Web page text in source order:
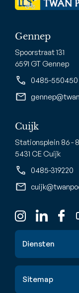
Gennep
Spoorstraat 131
6591 GT Gennep
0485-550450
Cuijk
Stationsplein 86 -
5431 CE Cuijk
0485-319220
Diensten
Sitemap